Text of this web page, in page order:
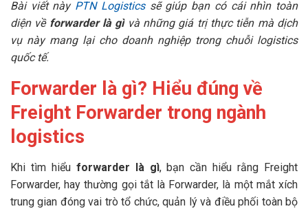
Bài viết này PTN Logisticssẽ giúp bạn có cái nhìn toàn
diện vềforwarder là gìvà những giá trị thực tiễn mà dịch
vụ này mang lại cho doanh nghiệp trong chuỗi logistics
quốc tế.
Forwarder là gì? Hiểu đúng về
Freight Forwarder trong ngành
logistics
Khi tìm hiểu forwarder là gì, bạn cần hiểu rằng Freight
Forwarder, hay thường gọi tắt là Forwarder, là một mắt xích
trung gian đóng vai trò tổ chức, quản lý và điều phối toàn bộ